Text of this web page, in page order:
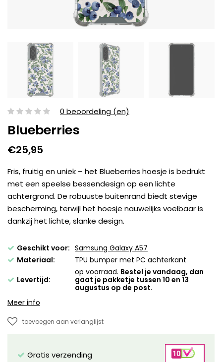
0 beoordeling (en)
Blueberries
€25,95
Fris, fruitig en uniek – het Blueberries hoesje is bedrukt
met een speelse bessendesign op een lichte
achtergrond. De robuuste buitenrand biedt stevige
bescherming, terwijl het hoesje nauwelijks voelbaar is
dankzij het lichte, slanke design.
Geschikt voor: Samsung Galaxy A57
Materiaal:
TPU bumper met PC achterkant
Levertijd:
op voorraad. Bestel je vandaag, dan
gaat je pakketje tussen 10 en 13
augustus op de post.
Meer info
toevoegen aan verlanglijst
Gratis verzending